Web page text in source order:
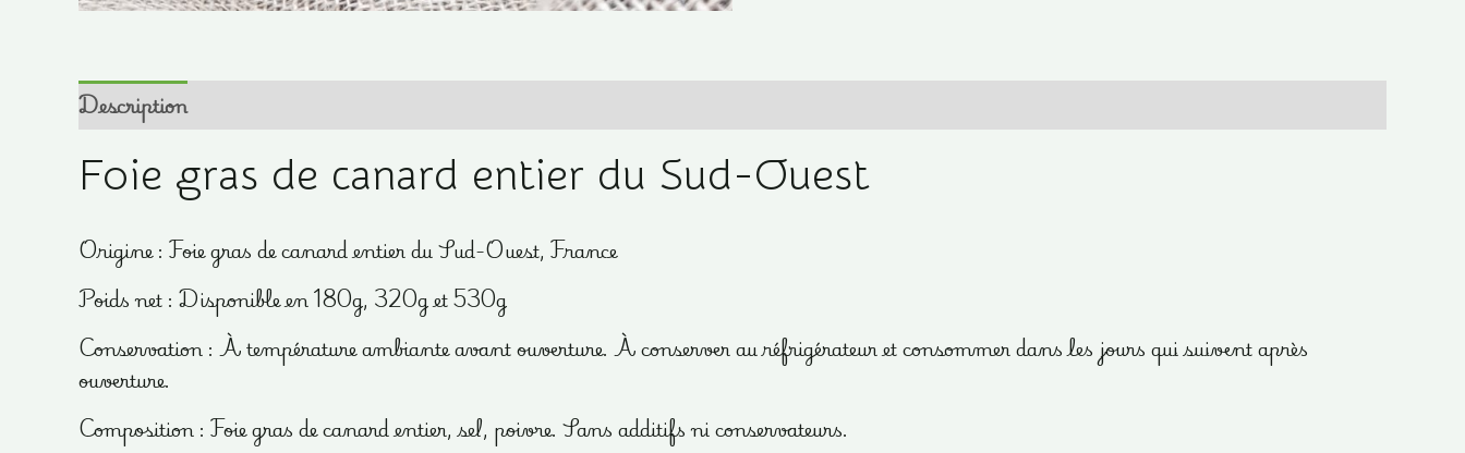
Description
Foie gras de canard entier du Sud-Ouest
Origine : Foie gras de canard entier du Sud-Ouest, France
Poids net : Disponible en 180g, 320g et 530g
Conservation : À température ambiante avant ouverture. À conserver au réfrigérateur et consommer dans les jours qui suivent après
ouverture.
Composition : Foie gras de canard entier, sel, poivre. Sans additifs ni conservateurs.